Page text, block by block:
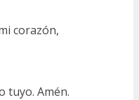
corazón,
tuyo. Amén.